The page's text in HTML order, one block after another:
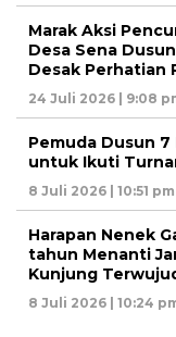
Marak Aksi
Desa Sena
Desak Perhatian
24 Juli 2026 | 9:08
Pemuda Dusun 7
untuk Ikuti
8 Juli 2026 | 10:51
Harapan Nenek
tahun Menanti
Kunjung
8 Juli 2026 | 10:24